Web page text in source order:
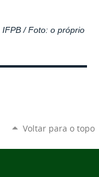
IFPB / Foto: o próprio
Voltar para o topo